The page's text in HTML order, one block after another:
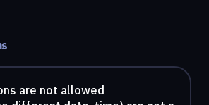
are not allowed